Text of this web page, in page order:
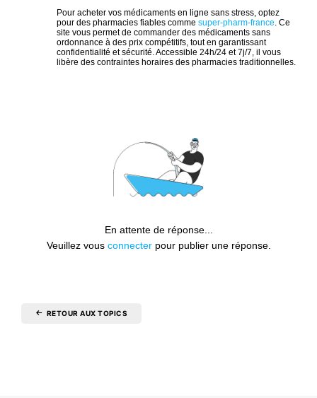
Pour acheter vos médicaments en ligne sans stress, optez
pour des pharmacies fiables comme super-pharm-france. Ce
site vous permet de commander des médicaments sans
ordonnance à des prix compétitifs, tout en garantissant
confidentialité et sécurité. Accessible 24h/24 et 7j/7, il vous
libère des contraintes horaires des pharmacies traditionnelles.
En attente de réponse...
Veuillez vous connecterpour publier une réponse.
RETOUR AUX TOPICS